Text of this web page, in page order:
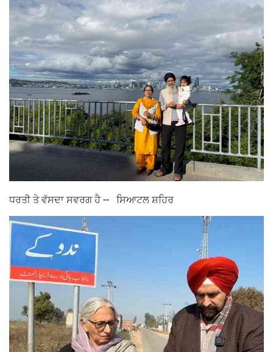
ਧਰਤੀ ਤੇ ਵੱਸਦਾ ਸਵਰਗ ਹੈ -- ਸਿਆਟਲ ਸ਼ਹਿਰ